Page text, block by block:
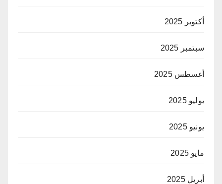
أكتوبر 2025
سبتمبر 2025
أغسطس 2025
يوليو 2025
يونيو 2025
مايو 2025
أبريل 2025